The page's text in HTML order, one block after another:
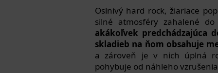
Oslnivý hard rock, žiariace
silné atmosféry zahalené
akákoľvek predchádzajúca
skladieb na ňom obsahuje
a zároveň je v nich úplná
pohybuje od náhleho